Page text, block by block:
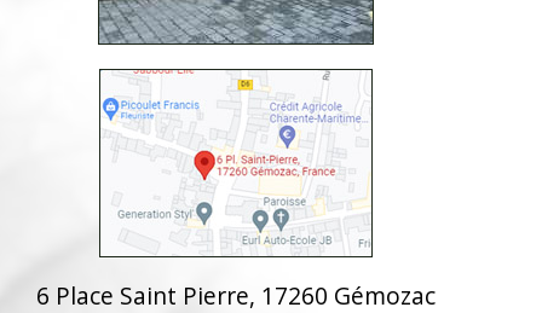
6 Place Saint Pierre, 17260 Gémozac